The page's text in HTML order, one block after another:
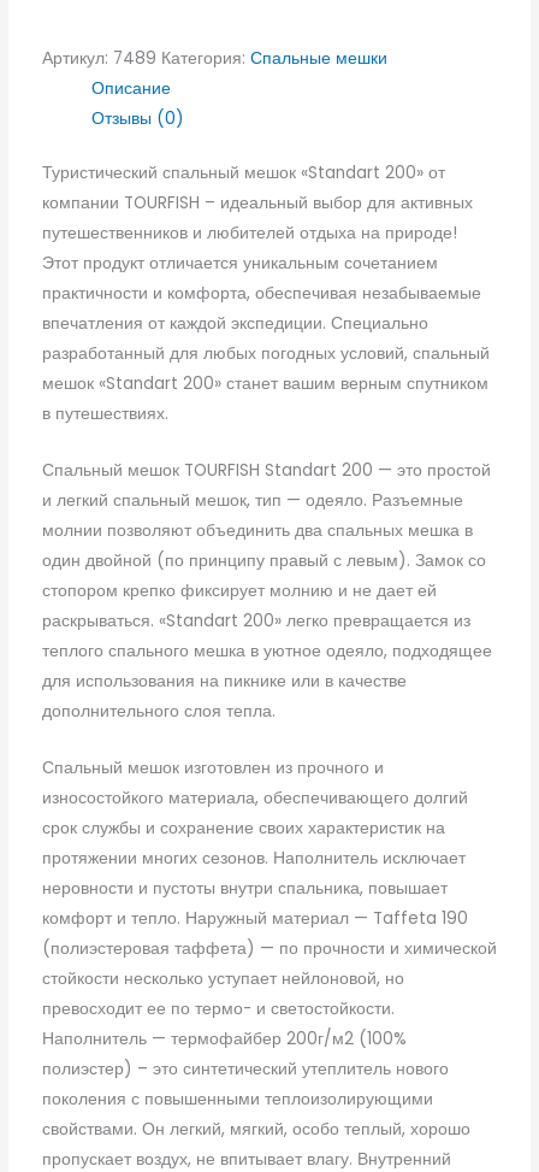
Артикул: 7489 Категория: Спальные мешки
Описание
Отзывы (0)
Туристический спальный мешок «Standart 200» от
компании TOURFISH – идеальный выбор для активных
путешественников и любителей отдыха на природе!
Этот продукт отличается уникальным сочетанием
практичности и комфорта, обеспечивая незабываемые
впечатления от каждой экспедиции. Специально
разработанный для любых погодных условий, спальный
мешок «Standart 200» станет вашим верным спутником
в путешествиях.
Спальный мешок TOURFISH Standart 200 — это простой
и легкий спальный мешок, тип — одеяло. Разъемные
молнии позволяют объединить два спальных мешка в
один двойной (по принципу правый с левым). Замок со
стопором крепко фиксирует молнию и не дает ей
раскрываться. «Standart 200» легко превращается из
теплого спального мешка в уютное одеяло, подходящее
для использования на пикнике или в качестве
дополнительного слоя тепла.
Спальный мешок изготовлен из прочного и
износостойкого материала, обеспечивающего долгий
срок службы и сохранение своих характеристик на
протяжении многих сезонов. Наполнитель исключает
неровности и пустоты внутри спальника, повышает
комфорт и тепло. Наружный материал — Taffeta 190
(полиэстеровая таффета) — по прочности и химической
стойкости несколько уступает нейлоновой, но
превосходит ее по термо- и светостойкости.
Наполнитель — термофайбер 200г/м2 (100%
полиэстер) – это синтетический утеплитель нового
поколения с повышенными теплоизолирующими
свойствами. Он легкий, мягкий, особо теплый, хорошо
пропускает воздух, не впитывает влагу. Внутренний